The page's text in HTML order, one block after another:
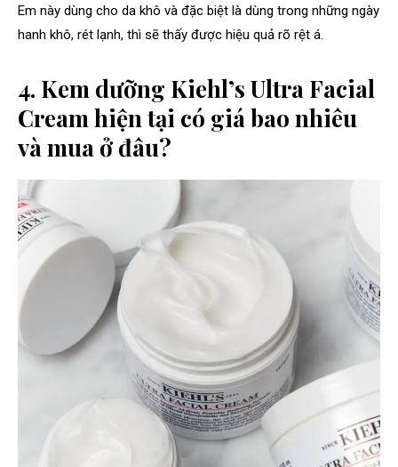
Em này dùng cho da khô và đặc biệt là dùng trong những ngày
hanh khô, rét lạnh, thì sẽ thấy được hiệu quả rõ rệt á.
4. Kem dưỡng Kiehl’s Ultra Facial
Cream hiện tại có giá bao nhiêu
và mua ở đâu?